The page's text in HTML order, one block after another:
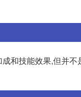
和技能效果,但并